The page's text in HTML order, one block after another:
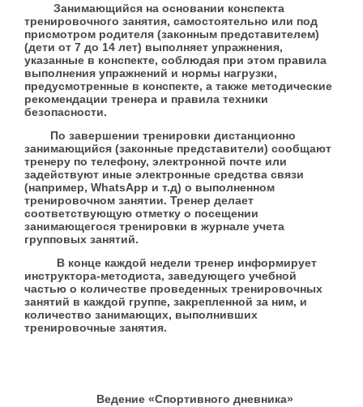
Занимающийся на основании конспекта
тренировочного занятия, самостоятельно или под
присмотром родителя (законным представителем)
(дети от 7 до 14 лет) выполняет упражнения,
указанные в конспекте, соблюдая при этом правила
выполнения упражнений и нормы нагрузки,
предусмотренные в конспекте, а также методические
рекомендации тренера и правила техники
безопасности.
По завершении тренировки дистанционно
занимающийся (законные представители) сообщают
тренеру по телефону, электронной почте или
задействуют иные электронные средства связи
(например, WhatsApp и т.д) о выполненном
тренировочном занятии. Тренер делает
соответствующую отметку о посещении
занимающегося тренировки в журнале учета
групповых занятий.
В конце каждой недели тренер информирует
инструктора-методиста, заведующего учебной
частью о количестве проведенных тренировочных
занятий в каждой группе, закрепленной за ним, и
количество занимающих, выполнивших
тренировочные занятия.
Ведение «Спортивного дневника»